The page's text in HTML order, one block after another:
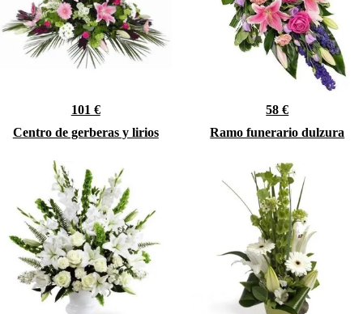
101 €
Centro de gerberas y lirios
58 €
Ramo funerario dulzura